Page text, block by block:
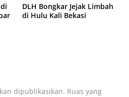
DLH Bongkar Jejak Limbah
di Hulu Kali Bekasi
dipublikasikan. Ruas yang